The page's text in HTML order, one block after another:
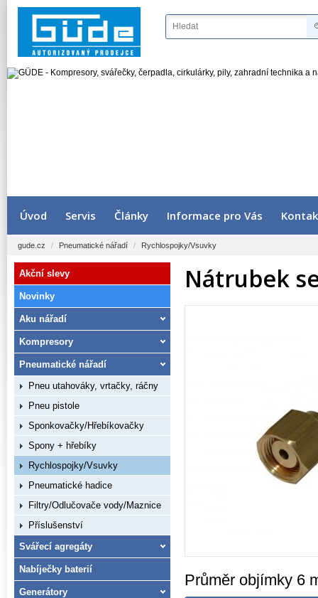
Úvod Servis Články Informace pro Vás
gude.cz / Pneumatické nářadí / Rychlospojky/Vsuvky
Nátrubek
Průměr objímky 6
Akční slevy
Novinky
Aku nářadí
Kompresory
Pneumatické nářadí
Pneu utahováky, vrtačky, ráčny
Pneu pistole
Sponkovačky/Hřebíkovačky
Spony + hřebíky
Rychlospojky/Vsuvky
Pneumatické hadice
Filtry/Odlučovače vody/Maznice
Příslušenství
Svářecí agregáty
Nabíječky baterií
Generátory